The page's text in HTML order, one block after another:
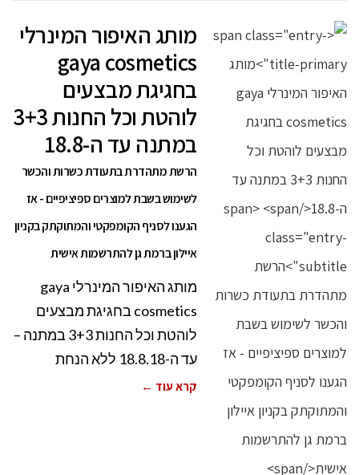
מותג האיפור המינרלי
gaya cosmetics
בחגיגת מבצעים
לוהטת וכל החנות 3+3
במתנה עד ה-18.8
הרשת מתהדרת בתעודת כשרות והכשר
לשימוש בשבת למוצרים ספיציפיים - אז
הגענו לסניף הקומפקטי והמתוקתק בקניון
איילון ברמת גן להתרשמות אישית
מותג האיפור המינרלי gaya
cosmetics בחגיגת מבצעים
לוהטת וכל החנות 3+3 במתנה –
עד ה-18.8.18 ללא הנחת
קרא עוד ←